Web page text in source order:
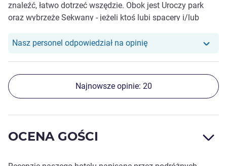
znaleźć, łatwo dotrzeć wszędzie. Obok jest Uroczy park
oraz wybrzeże Sekwany - jeżeli ktoś lubi spacery i/lub
Nasz personel odpowiedział na opinię
Najnowsze opinie: 20
OCENA GOŚCI